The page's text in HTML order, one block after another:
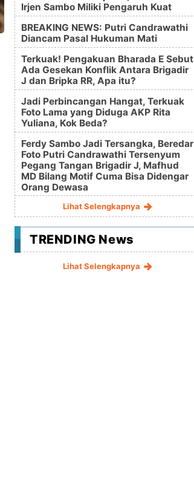
Irjen Sambo Miliki Pengaruh Kuat
BREAKING NEWS: Putri Candrawathi
Diancam Pasal Hukuman Mati
Terkuak! Pengakuan Bharada E Sebut
Ada Gesekan Konflik Antara Brigadir
J dan Bripka RR, Apa itu?
Jadi Perbincangan Hangat, Terkuak
Foto Lama yang Diduga AKP Rita
Yuliana, Kok Beda?
Ferdy Sambo Jadi Tersangka, Beredar
Foto Putri Candrawathi Tersenyum
Pegang Tangan Brigadir J, Mafhud
MD Bilang Motif Cuma Bisa Didengar
Orang Dewasa
Lihat Selengkapnya
TRENDING News
Lihat Selengkapnya